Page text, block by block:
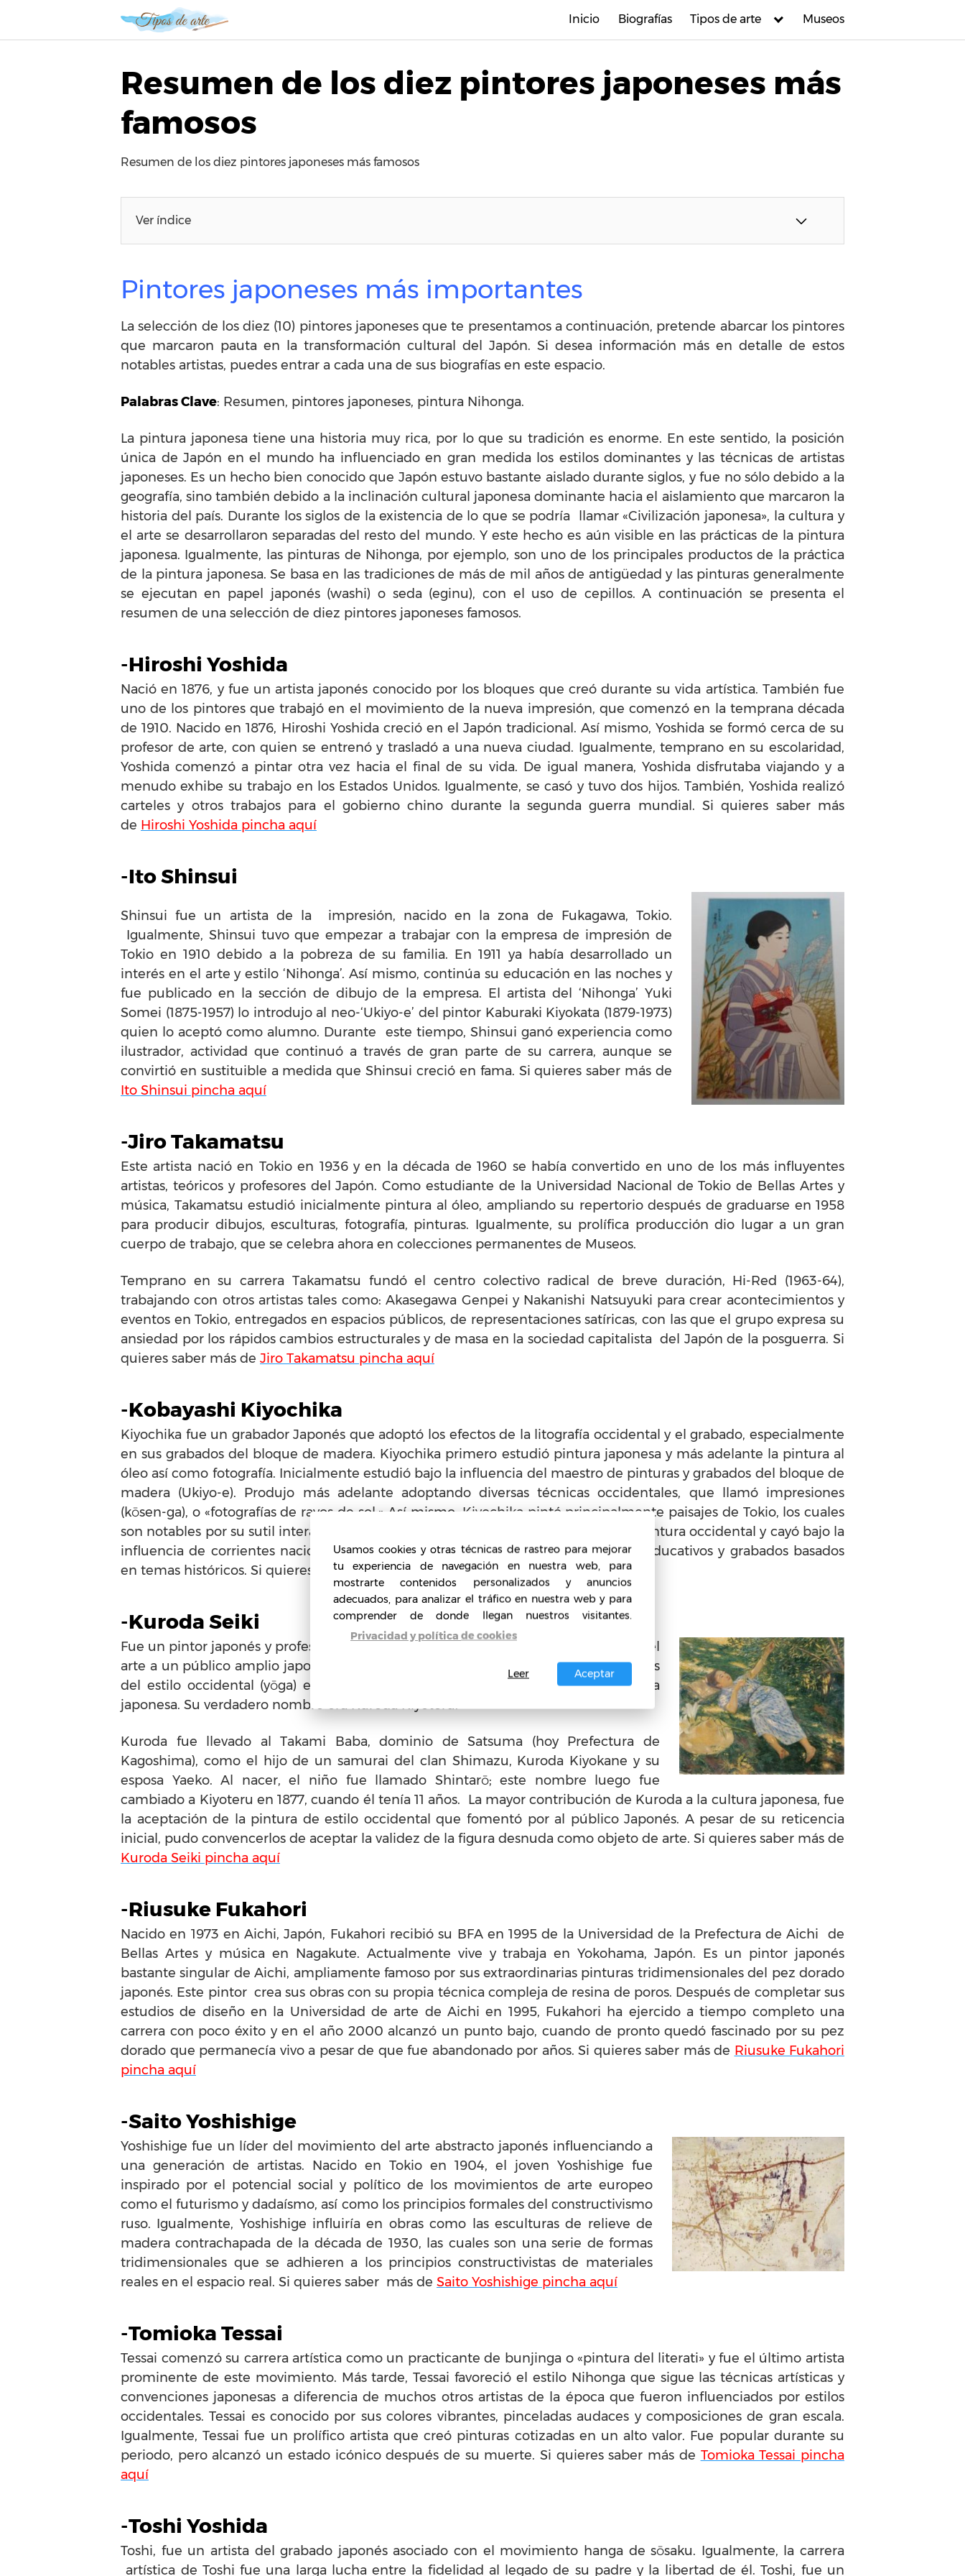
l
Inicio Biografías Tipos de arte Museos
Resumen de los diez pintores japoneses más
famosos
Resumen de los diez pintores japoneses más famosos
Ver índice
Pintores japoneses más importantes
La selección de los diez (10) pintores japoneses que te presentamos a continuación, pretende abarcar los pintores
que marcaron pauta en la transformación cultural del Japón. Si desea información más en detalle de estos
notables artistas, puedes entrar a cada una de sus biografías en este espacio.
Palabras Clave: Resumen, pintores japoneses, pintura Nihonga.
La pintura japonesa tiene una historia muy rica, por lo que su tradición es enorme. En este sentido, la posición
única de Japón en el mundo ha influenciado en gran medida los estilos dominantes y las técnicas de artistas
japoneses. Es un hecho bien conocido que Japón estuvo bastante aislado durante siglos, y fue no sólo debido a la
geografía, sino también debido a la inclinación cultural japonesa dominante hacia el aislamiento que marcaron la
historia del país. Durante los siglos de la existencia de lo que se podría llamar «Civilización japonesa», la cultura y
el arte se desarrollaron separadas del resto del mundo. Y este hecho es aún visible en las prácticas de la pintura
japonesa. Igualmente, las pinturas de Nihonga, por ejemplo, son uno de los principales productos de la práctica
de la pintura japonesa. Se basa en las tradiciones de más de mil años de antigüedad y las pinturas generalmente
se ejecutan en papel japonés (washi) o seda (eginu), con el uso de cepillos. A continuación se presenta el
resumen de una selección de diez pintores japoneses famosos.
-Hiroshi Yoshida
Nació en 1876, y fue un artista japonés conocido por los bloques que creó durante su vida artística. También fue
uno de los pintores que trabajó en el movimiento de la nueva impresión, que comenzó en la temprana década
de 1910. Nacido en 1876, Hiroshi Yoshida creció en el Japón tradicional. Así mismo, Yoshida se formó cerca de su
profesor de arte, con quien se entrenó y trasladó a una nueva ciudad. Igualmente, temprano en su escolaridad,
Yoshida comenzó a pintar otra vez hacia el final de su vida. De igual manera, Yoshida disfrutaba viajando y a
menudo exhibe su trabajo en los Estados Unidos. Igualmente, se casó y tuvo dos hijos. También, Yoshida realizó
carteles y otros trabajos para el gobierno chino durante la segunda guerra mundial. Si quieres saber más
de Hiroshi Yoshida pincha aquí
-Ito Shinsui
Shinsui fue un artista de la impresión, nacido en la zona de Fukagawa, Tokio.
Igualmente, Shinsui tuvo que empezar a trabajar con la empresa de impresión de
Tokio en 1910 debido a la pobreza de su familia. En 1911 ya había desarrollado un
interés en el arte y estilo ‘Nihonga’. Así mismo, continúa su educación en las noches y
fue publicado en la sección de dibujo de la empresa. El artista del ‘Nihonga’ Yuki
Somei (1875-1957) lo introdujo al neo-‘Ukiyo-e’ del pintor Kaburaki Kiyokata (1879-1973)
quien lo aceptó como alumno. Durante este tiempo, Shinsui ganó experiencia como
ilustrador, actividad que continuó a través de gran parte de su carrera, aunque se
convirtió en sustituible a medida que Shinsui creció en fama. Si quieres saber más de
Ito Shinsui pincha aquí
-Jiro Takamatsu
Este artista nació en Tokio en 1936 y en la década de 1960 se había convertido en uno de los más influyentes
artistas, teóricos y profesores del Japón. Como estudiante de la Universidad Nacional de Tokio de Bellas Artes y
música, Takamatsu estudió inicialmente pintura al óleo, ampliando su repertorio después de graduarse en 1958
para producir dibujos, esculturas, fotografía, pinturas. Igualmente, su prolífica producción dio lugar a un gran
cuerpo de trabajo, que se celebra ahora en colecciones permanentes de Museos.
Temprano en su carrera Takamatsu fundó el centro colectivo radical de breve duración, Hi-Red (1963-64),
trabajando con otros artistas tales como: Akasegawa Genpei y Nakanishi Natsuyuki para crear acontecimientos y
eventos en Tokio, entregados en espacios públicos, de representaciones satíricas, con las que el grupo expresa su
ansiedad por los rápidos cambios estructurales y de masa en la sociedad capitalista del Japón de la posguerra. Si
quieres saber más de Jiro Takamatsu pincha aquí
-Kobayashi Kiyochika
Kiyochika fue un grabador Japonés que adoptó los efectos de la litografía occidental y el grabado, especialmente
en sus grabados del bloque de madera. Kiyochika primero estudió pintura japonesa y más adelante la pintura al
óleo así como fotografía. Inicialmente estudió bajo la influencia del maestro de pinturas y grabados del bloque de
madera (Ukiyo-e). Produjo más adelante adoptando diversas técnicas occidentales, que llamó impresiones
(kōsen-ga), o «fotografías de rayos de sol.» Así mismo, Kiyochika pintó principalmente paisajes de Tokio, los cuales
son notables por su sutil interacción de luces y sombras. Después de 1882 dejó la pintura occidental y cayó bajo la
influencia de corrientes nacionalistas japonesas, produciendo dibujos animados educativos y grabados basados
en temas históricos. Si quieres saber más deKobayashi Kiyochika pincha aquí
-Kuroda Seiki
Fue un pintor japonés y profesor, conocido por llevar las teorías occidentales sobre el
arte a un público amplio japonés. Este pintor estuvo entre el movimiento de líderes
del estilo occidental (yōga) en finales XIX y principios del siglo XX de la pintura
japonesa. Su verdadero nombre era Kuroda Kiyoteru.
Kuroda fue llevado al Takami Baba, dominio de Satsuma (hoy Prefectura de
Kagoshima), como el hijo de un samurai del clan Shimazu, Kuroda Kiyokane y su
esposa Yaeko. Al nacer, el niño fue llamado Shintarō; este nombre luego fue
cambiado a Kiyoteru en 1877, cuando él tenía 11 años. La mayor contribución de Kuroda a la cultura japonesa, fue
la aceptación de la pintura de estilo occidental que fomentó por al público Japonés. A pesar de su reticencia
inicial, pudo convencerlos de aceptar la validez de la figura desnuda como objeto de arte. Si quieres saber más de
Kuroda Seiki pincha aquí
-Riusuke Fukahori
Nacido en 1973 en Aichi, Japón, Fukahori recibió su BFA en 1995 de la Universidad de la Prefectura de Aichi de
Bellas Artes y música en Nagakute. Actualmente vive y trabaja en Yokohama, Japón. Es un pintor japonés
bastante singular de Aichi, ampliamente famoso por sus extraordinarias pinturas tridimensionales del pez dorado
japonés. Este pintor crea sus obras con su propia técnica compleja de resina de poros. Después de completar sus
estudios de diseño en la Universidad de arte de Aichi en 1995, Fukahori ha ejercido a tiempo completo una
carrera con poco éxito y en el año 2000 alcanzó un punto bajo, cuando de pronto quedó fascinado por su pez
dorado que permanecía vivo a pesar de que fue abandonado por años. Si quieres saber más de Riusuke Fukahori
pincha aquí
-Saito Yoshishige
Yoshishige fue un líder del movimiento del arte abstracto japonés influenciando a
una generación de artistas. Nacido en Tokio en 1904, el joven Yoshishige fue
inspirado por el potencial social y político de los movimientos de arte europeo
como el futurismo y dadaísmo, así como los principios formales del constructivismo
ruso. Igualmente, Yoshishige influiría en obras como las esculturas de relieve de
madera contrachapada de la década de 1930, las cuales son una serie de formas
tridimensionales que se adhieren a los principios constructivistas de materiales
reales en el espacio real. Si quieres saber más de Saito Yoshishige pincha aquí
-Tomioka Tessai
Tessai comenzó su carrera artística como un practicante de bunjinga o «pintura del literati» y fue el último artista
prominente de este movimiento. Más tarde, Tessai favoreció el estilo Nihonga que sigue las técnicas artísticas y
convenciones japonesas a diferencia de muchos otros artistas de la época que fueron influenciados por estilos
occidentales. Tessai es conocido por sus colores vibrantes, pinceladas audaces y composiciones de gran escala.
Igualmente, Tessai fue un prolífico artista que creó pinturas cotizadas en un alto valor. Fue popular durante su
periodo, pero alcanzó un estado icónico después de su muerte. Si quieres saber más de Tomioka Tessai pincha
aquí
-Toshi Yoshida
Toshi, fue un artista del grabado japonés asociado con el movimiento hanga de sōsaku. Igualmente, la carrera
artística de Toshi fue una larga lucha entre la fidelidad al legado de su padre y la libertad de él. Toshi, fue un
Usamos cookies y otras técnicas de rastreo para mejorar
tu experiencia de navegación en nuestra web, para
mostrarte contenidos personalizados y anuncios
adecuados, para analizar el tráfico en nuestra web y para
comprender de donde llegan nuestros visitantes.
Privacidad y política de cookies
Aceptar
Leer